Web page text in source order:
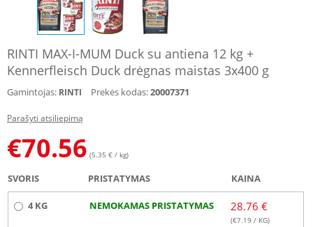
RINTI MAX-I-MUM Duck su antiena 12 kg +
Kennerfleisch Duck drėgnas maistas 3x400 g
Gamintojas: RINTI Prekės kodas:20007371
Parašyti atsiliepimą
€70.56 (5.35 € / kg)
SVORIS PRISTATYMAS KAINA
4 KG NEMOKAMAS PRISTATYMAS 28.76 €
(€7.19 / KG)